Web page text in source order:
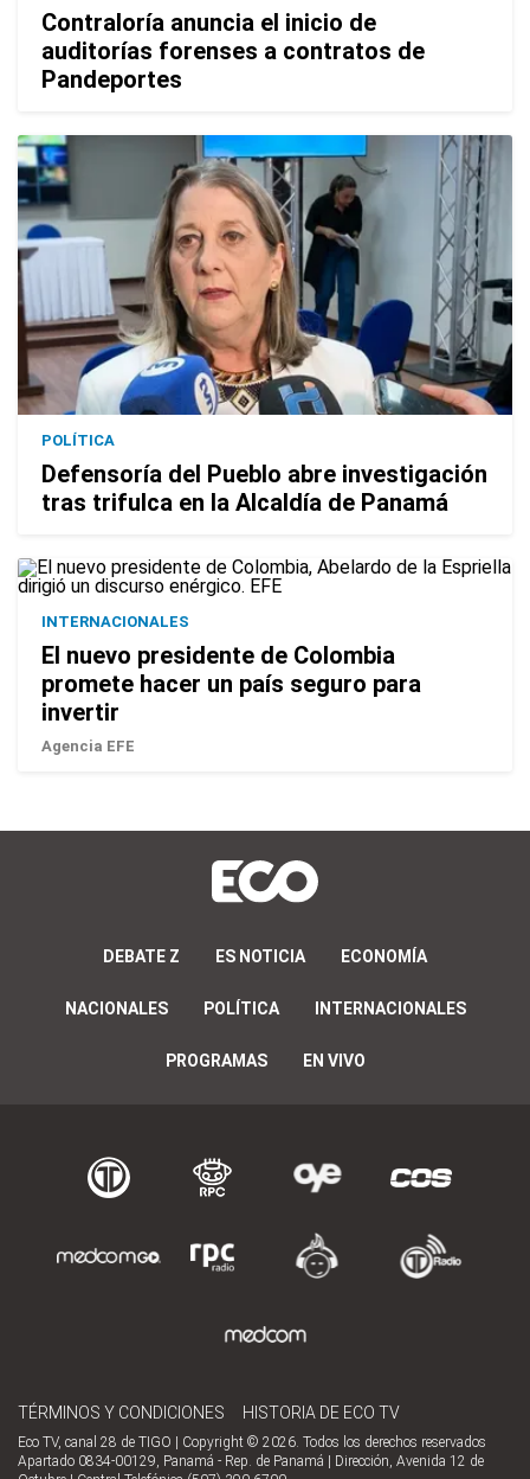
Contraloría anuncia el inicio de
auditorías forenses a contratos de
Pandeportes
POLÍTICA
Defensoría del Pueblo abre investigación
tras trifulca en la Alcaldía de Panamá
INTERNACIONALES
El nuevo presidente de Colombia
promete hacer un país seguro para
invertir
Agencia EFE
DEBATE Z ES NOTICIA ECONOMÍA
NACIONALES POLÍTICA INTERNACIONALES
PROGRAMAS EN VIVO
TÉRMINOS Y CONDICIONES HISTORIA DE ECO TV
Eco TV, canal 28 de TIGO | Copyright © 2026. Todos los derechos reservados
Apartado 0834-00129, Panamá - Rep. de Panamá | Dirección, Avenida 12 de